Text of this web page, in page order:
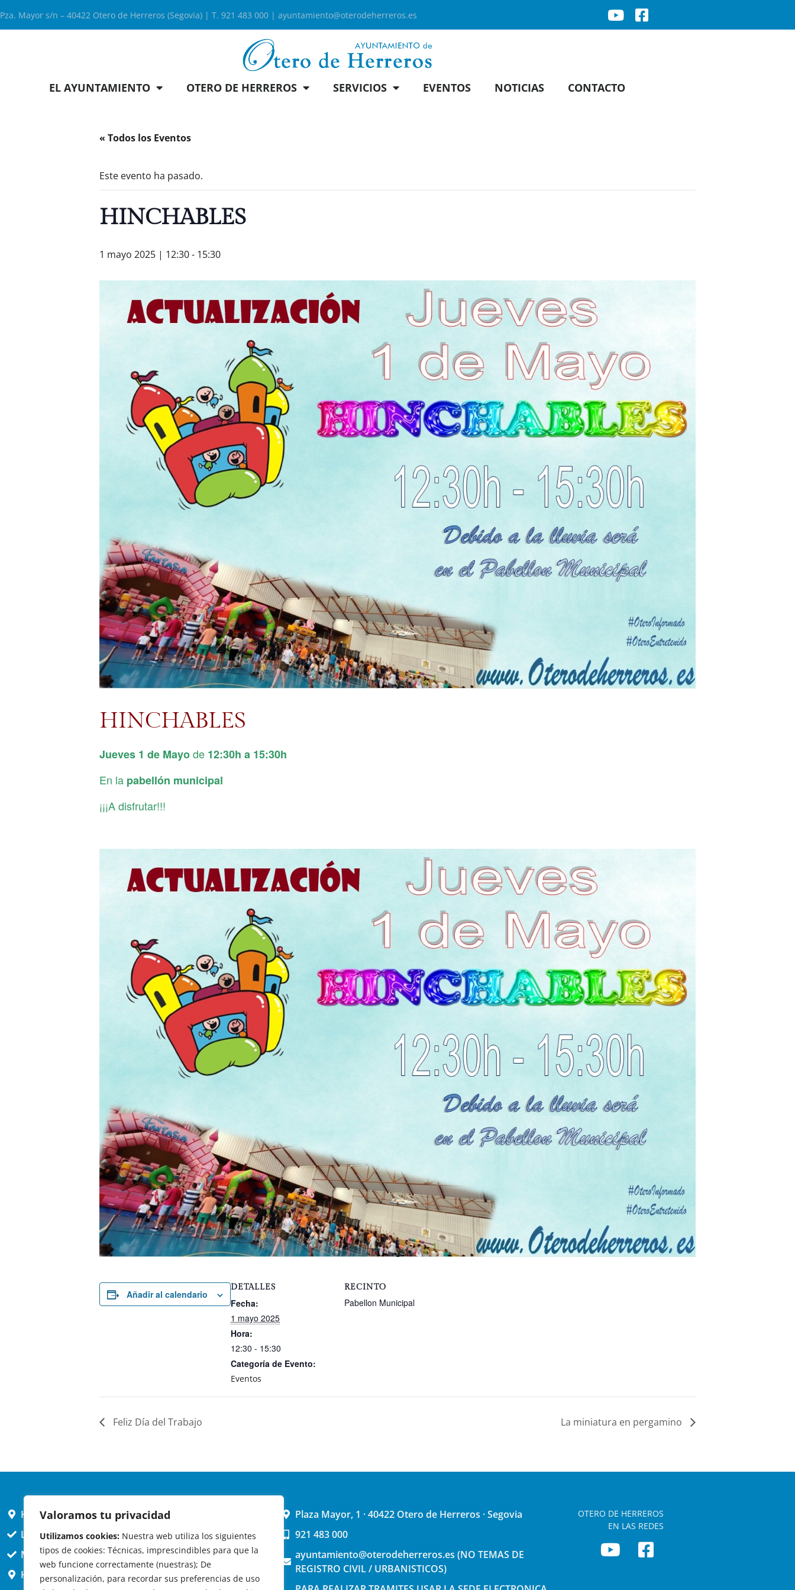
Valoramos tu privacidad
Utilizamos cookies: Nuestra web utiliza los siguientes
tipos de cookies: Técnicas, imprescindibles para que la
web funcione correctamente (nuestras); De
personalización, para recordar sus preferencias de uso
Pza. Mayor s/n – 40422 Otero de Herreros (Segovia) | T. 921 483 000 | ayuntamiento@oterodeherreros.es
EL AYUNTAMIENTO OTERO DE HERREROS SERVICIOS EVENTOS NOTICIAS CONTACTO
« Todos los Eventos
Este evento ha pasado.
HINCHABLES
1 mayo 2025 | 12:30- 15:30
HINCHABLES
Jueves 1 de Mayode 12:30h a 15:30h
En la pabellón municipal
¡¡¡A disfrutar!!!
Añadir al calendario
DETALLES
Fecha:
1 mayo 2025
Hora:
12:30 - 15:30
Categoría de Evento:
Eventos
RECINTO
Pabellon Municipal
Feliz Día del Trabajo La miniatura en pergamino
HORARIO AYUNTAMIENTO
L,X,J,V 9 a 14h
MARTES cerrado atención presencial
HORARIO ARQUITECTO
Plaza Mayor, 1 · 40422 Otero de Herreros · Segovia
921 483 000
ayuntamiento@oterodeherreros.es (NO TEMAS DE
REGISTRO CIVIL / URBANISTICOS)
OTERO DE HERREROS
EN LAS REDES